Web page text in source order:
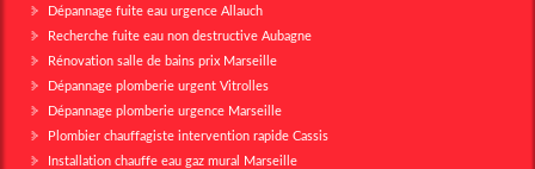
Dépannage fuite eau urgence Allauch
Recherche fuite eau non destructive Aubagne
Rénovation salle de bains prix Marseille
Dépannage plomberie urgent Vitrolles
Dépannage plomberie urgence Marseille
Plombier chauffagiste intervention rapide Cassis
Installation chauffe eau gaz mural Marseille